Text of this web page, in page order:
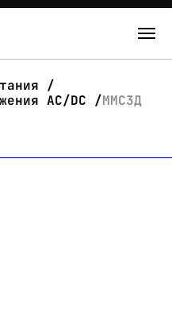
AC/DC
ММС3Д